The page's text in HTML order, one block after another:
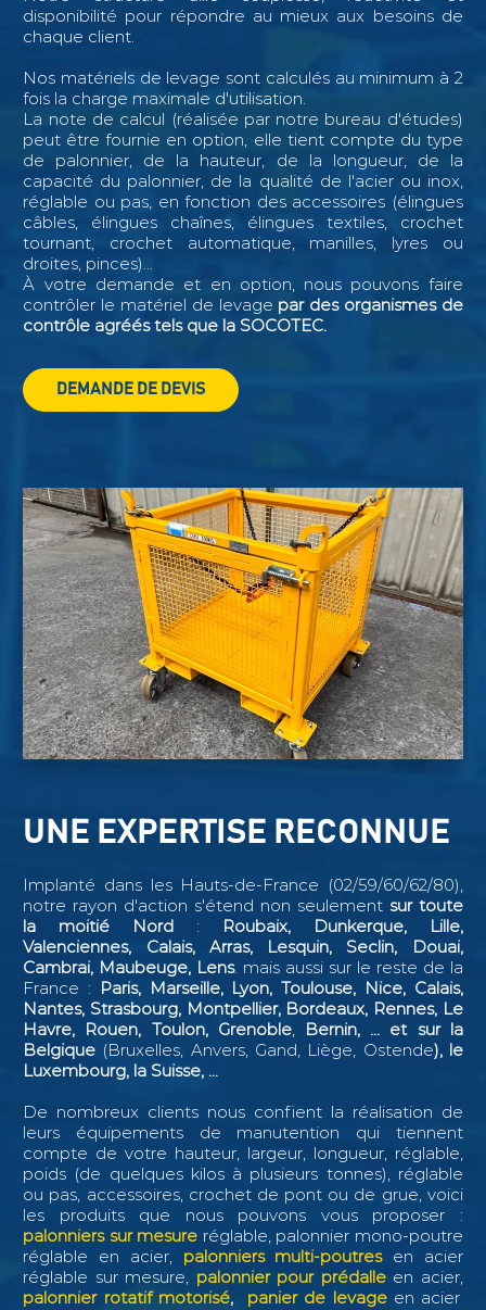
disponibilité pour répondre au mieux aux besoins de
chaque client.
Nos matériels de levage sont calculés au minimum à 2
fois la charge maximale d'utilisation.
La note de calcul (réalisée par notre bureau d'études)
peut être fournie en option, elle tient compte du type
de palonnier, de la hauteur, de la longueur, de la
capacité du palonnier, de la qualité de l'acier ou inox,
réglable ou pas, en fonction des accessoires (élingues
câbles, élingues chaînes, élingues textiles, crochet
tournant, crochet automatique, manilles, lyres ou
droites, pinces)...
À votre demande et en option, nous pouvons faire
contrôler le matériel de levage par des organismes de
contrôle agréés tels que la SOCOTEC.
DEMANDE DE DEVIS
UNE EXPERTISE RECONNUE
Implanté dans les Hauts-de-France (02/59/60/62/80),
notre rayon d'action s'étend non seulementsur toute
la moitié Nord :
Roubaix, Dunkerque, Lille,
Valenciennes, Calais, Arras, Lesquin, Seclin,
Douai,
Cambrai, Maubeuge, Lens. mais aussi sur le reste de la
France : Paris, Marseille, Lyon, Toulouse, Nice, Calais,
Nantes, Strasbourg, Montpellier, Bordeaux, Rennes, Le
Havre, Rouen, Toulon, Grenoble, Bernin, ... et sur la
Belgique (Bruxelles, Anvers, Gand, Liège, Ostende), le
Luxembourg, la Suisse, ...
De nombreux clients nous confient la réalisation de
leurs équipements de manutention qui tiennent
compte de votre hauteur, largeur, longueur, réglable,
poids (de quelques kilos à plusieurs tonnes), réglable
ou pas, accessoires, crochet de pont ou de grue, voici
les produits que nous pouvons vous proposer :
palonniers sur mesure réglable, palonnier mono-poutre
réglable en acier,palonniers multi-poutres en acier
réglable sur mesure, palonnier pour prédalle en acier,
palonnier rotatif motorisé, panier de levage en acier